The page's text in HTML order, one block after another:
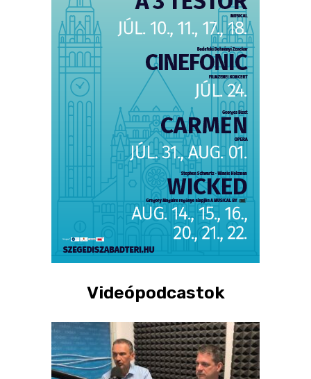
Videópodcastok